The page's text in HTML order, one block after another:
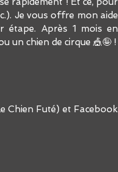
Je vous offre mon aide
étape. Après 1 mois en
Chien Fut​​é) et Facebook